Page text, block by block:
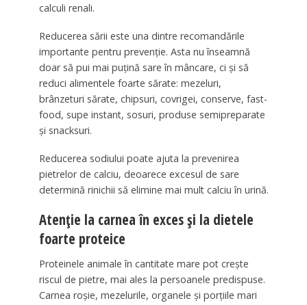
calculi renali.
Reducerea sării este una dintre recomandările
importante pentru prevenție. Asta nu înseamnă
doar să pui mai puțină sare în mâncare, ci și să
reduci alimentele foarte sărate: mezeluri,
brânzeturi sărate, chipsuri, covrigei, conserve, fast-
food, supe instant, sosuri, produse semipreparate
și snacksuri.
Reducerea sodiului poate ajuta la prevenirea
pietrelor de calciu, deoarece excesul de sare
determină rinichii să elimine mai mult calciu în urină.
Atenție la carnea în exces și la dietele
foarte proteice
Proteinele animale în cantitate mare pot crește
riscul de pietre, mai ales la persoanele predispuse.
Carnea roșie, mezelurile, organele și porțiile mari